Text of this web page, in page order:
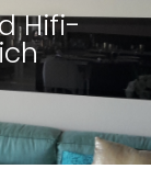
Hifi-